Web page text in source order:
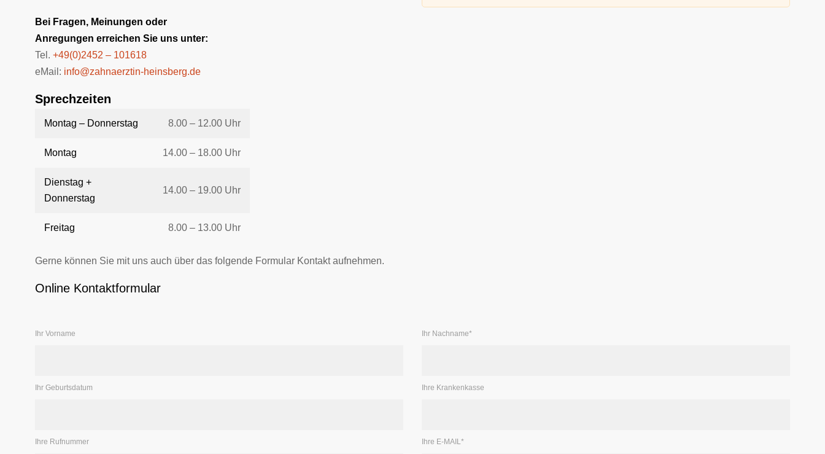
Bei Fra­­gen, Mei­­nun­­gen oder
An­­re­­gun­­gen er­­rei­­chen Sie uns un­­ter:
Tel. +49(0)2452 – 101618
eMail: info@zahnaerztin-heinsberg.de
Sprechzeiten
Montag – Donnerstag 8.00 – 12.00 Uhr
Montag 14.00 – 18.00 Uhr
Dienstag +
Donnerstag
14.00 – 19.00 Uhr
Freitag 8.00 – 13.00 Uhr
Ger­ne kön­nen Sie mit uns auch über das fol­gen­de For­mu­lar Kontakt auf­neh­men.
Online Kontaktformular
Ihr Vorname
Ihr Geburtsdatum
Ihre Rufnummer
Ihr Nachname*
Ihre Krankenkasse
Ihre E-MAIL *